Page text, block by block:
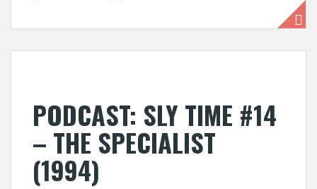
PODCAST: SLY TIME #14
– THE SPECIALIST
(1994)